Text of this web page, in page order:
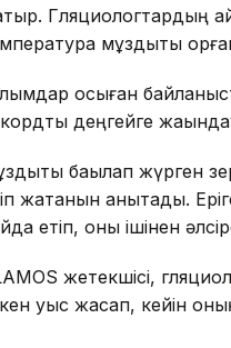
Гляциологтардың
мұздықты
осыған
деңгейге
бақылап жүрген
жатқанын анықтады.
етіп, оны ішінен
жетекшісі,
қуыс жасап, кейін